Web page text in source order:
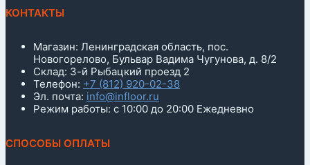
КОНТАКТЫ
Магазин: Ленинградская область, пос.
Новогорелово, Бульвар Вадима Чугунова, д. 8/2
Склад: 3-й Рыбацкий проезд 2
Телефон: +7 (812) 920-02-38
Эл. почта: info@infloor.ru
Режим работы: с 10:00 до 20:00 Ежедневно
СПОСОБЫ ОПЛАТЫ